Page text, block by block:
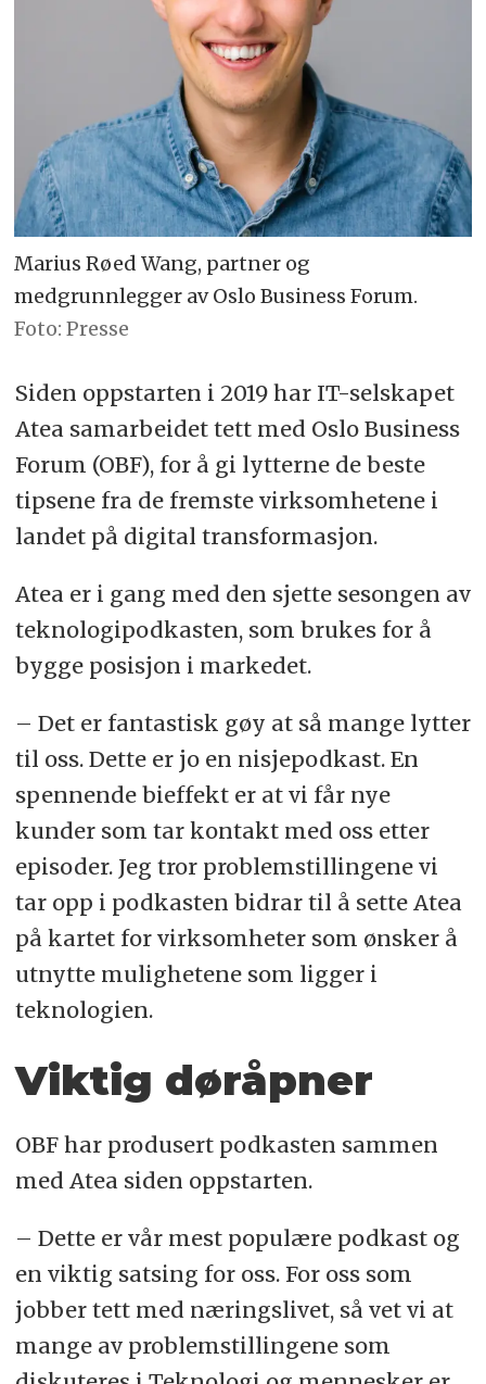
Marius Røed Wang, partner og
medgrunnlegger av Oslo Business Forum.
Foto: Presse
Siden oppstarten i 2019 har IT-selskapet
Atea samarbeidet tett med Oslo Business
Forum (OBF), for å gi lytterne de beste
tipsene fra de fremste virksomhetene i
landet på digital transformasjon.
Atea er i gang med den sjette sesongen av
teknologipodkasten, som brukes for å
bygge posisjon i markedet.
– Det er fantastisk gøy at så mange lytter
til oss. Dette er jo en nisjepodkast. En
spennende bieffekt er at vi får nye
kunder som tar kontakt med oss etter
episoder. Jeg tror problemstillingene vi
tar opp i podkasten bidrar til å sette Atea
på kartet for virksomheter som ønsker å
utnytte mulighetene som ligger i
teknologien.
Viktig døråpner
OBF har produsert podkasten sammen
med Atea siden oppstarten.
– Dette er vår mest populære podkast og
en viktig satsing for oss. For oss som
jobber tett med næringslivet, så vet vi at
mange av problemstillingene som